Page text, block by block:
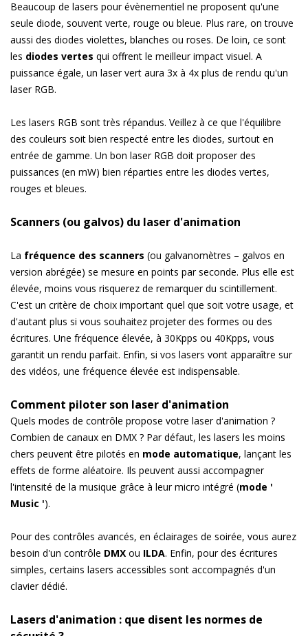
Beaucoup de lasers pour évènementiel ne proposent qu'une
seule diode, souvent verte, rouge ou bleue. Plus rare, on trouve
aussi des diodes violettes, blanches ou roses. De loin, ce sont
les diodes vertes qui offrent le meilleur impact visuel. A
puissance égale, un laser vert aura 3x à 4x plus de rendu qu'un
laser RGB.
Les lasers RGB sont très répandus. Veillez à ce que l'équilibre
des couleurs soit bien respecté entre les diodes, surtout en
entrée de gamme. Un bon laser RGB doit proposer des
puissances (en mW) bien réparties entre les diodes vertes,
rouges et bleues.
Scanners (ou galvos) du laser d'animation
La fréquence des scanners (ou galvanomètres – galvos en
version abrégée) se mesure en points par seconde. Plus elle est
élevée, moins vous risquerez de remarquer du scintillement.
C'est un critère de choix important quel que soit votre usage, et
d'autant plus si vous souhaitez projeter des formes ou des
écritures. Une fréquence élevée, à 30Kpps ou 40Kpps, vous
garantit un rendu parfait. Enfin, si vos lasers vont apparaître sur
des vidéos, une fréquence élevée est indispensable.
Comment piloter son laser d'animation
Quels modes de contrôle propose votre laser d'animation ?
Combien de canaux en DMX ? Par défaut, les lasers les moins
chers peuvent être pilotés en mode automatique, lançant les
effets de forme aléatoire. Ils peuvent aussi accompagner
l'intensité de la musique grâce à leur micro intégré (mode '
Music ').
Pour des contrôles avancés, en éclairages de soirée, vous aurez
besoin d'un contrôle DMX ou ILDA. Enfin, pour des écritures
simples, certains lasers accessibles sont accompagnés d'un
clavier dédié.
Lasers d'animation : que disent les normes de